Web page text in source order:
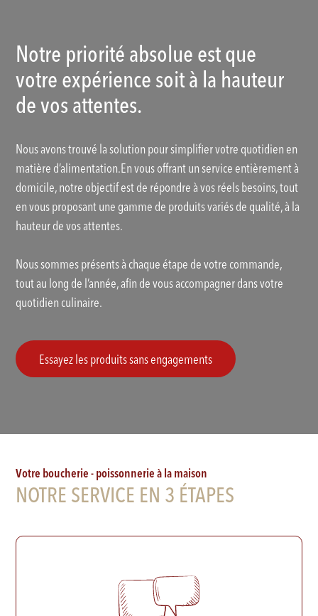
Notre priorité absolue est que
votre expérience soit à la hauteur
de vos attentes.
Nous avons trouvé la solution pour simplifier votre quotidien en
matière d’alimentation.En vous offrant un service entièrement à
domicile, notre objectif est de répondre à vos réels besoins, tout
en vous proposant une gamme de produits variés de qualité, à la
hauteur de vos attentes.
Nous sommes présents à chaque étape de votre commande,
tout au long de l’année, afin de vous accompagner dans votre
quotidien culinaire.
Essayez les produits sans engagements
Votre boucherie - poissonnerie à la maison
NOTRE SERVICE EN 3 ÉTAPES